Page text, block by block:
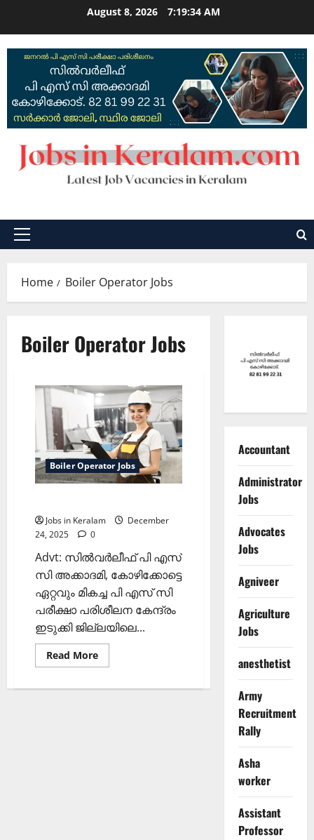
August 8, 2026 7:19:34 AM
Primary
Home Boiler Operator Jobs
Boiler Operator Jobs
Boiler Operator Jobs
Jobs in Keralam
December
24, 2025
0
Advt: സില്‍വര്‍ലീഫ് പി എസ്
സി അക്കാദമി, കോഴിക്കോട്ടെ
ഏറ്റവും മികച്ച പി എസ് സി
പരീക്ഷാ പരിശീലന കേന്ദ്രം
ഇടുക്കി ജില്ലയിലെ...
Read MoreRead
more
ഓപ്പറേറ്റർ
Accountant
Administrator
Jobs
Advocates
Jobs
Agniveer
Agriculture
Jobs
anesthetist
Army
Recruitment
Rally
Asha
worker
Assistant
Professor